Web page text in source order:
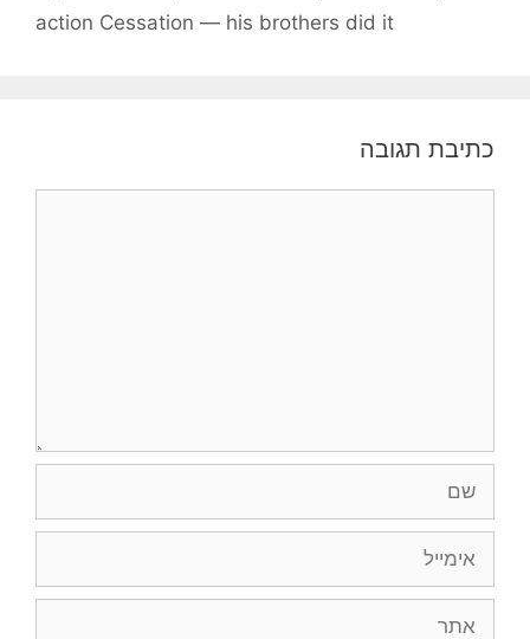
action Cessation — his brothers did it
כתיבת תגובה